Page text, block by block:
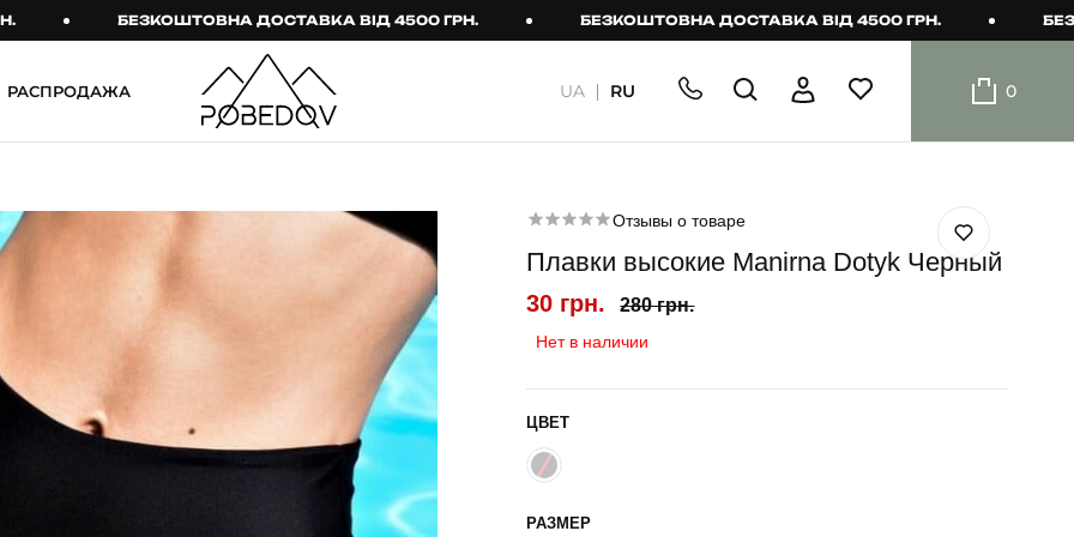
БЕЗКОШТОВНА ДОСТАВКА ВІД 4500 ГРН. БЕЗКОШТОВНА ДОСТАВКА ВІД 4500 ГРН.
Джинсы
Тактичний жіночий
Тактичний чоловічий
Тактичні рукавиці
Тактичні шкарпетки
ТЕРМО-КОМПЛЕКТИ
ФУТБОЛКИ І СОРОЧКИ
шорти
Шорти
РАСПРОДАЖА UA RU 0
Отзывы о товаре
Плавки высокие Manirna Dotyk Черный
30 грн. 280 грн.
Нет в наличии
ЦВЕТ
РАЗМЕР